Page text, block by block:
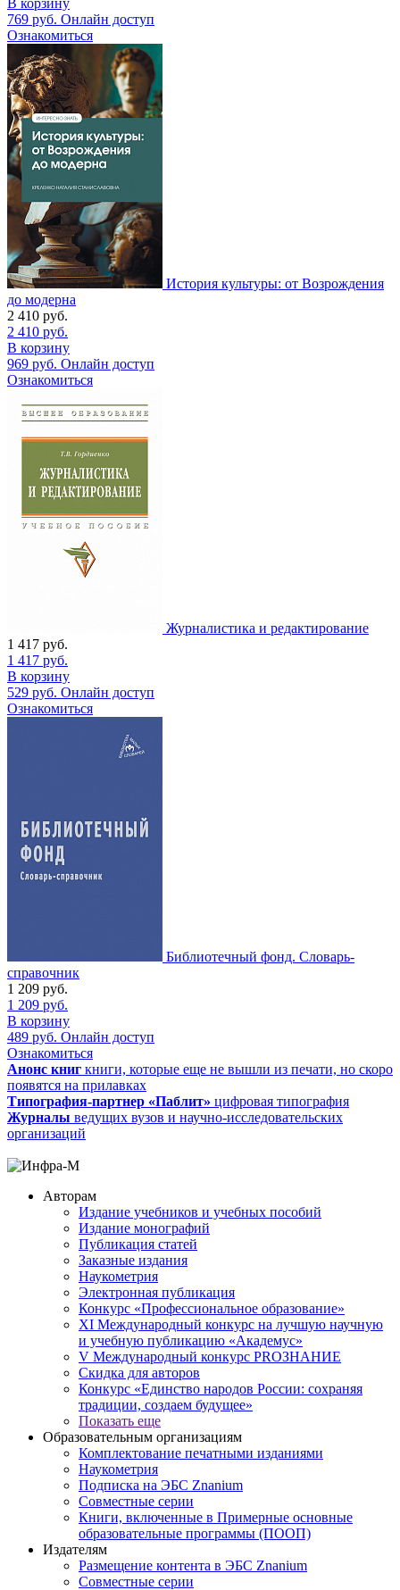
769 руб. Онлайн доступ
Ознакомиться
История культуры: от Возрождения
до модерна
2 410 руб.
2 410 руб.
В корзину
969 руб. Онлайн доступ
Ознакомиться
Журналистика и редактирование
1 417 руб.
1 417 руб.
В корзину
529 руб. Онлайн доступ
Ознакомиться
Библиотечный фонд. Словарь-
справочник
1 209 руб.
1 209 руб.
В корзину
489 руб. Онлайн доступ
Ознакомиться
Анонс книг книги, которые еще не вышли из печати, но скоро
появятся на прилавках
Типография-партнер «Паблит» цифровая типография
Журналы ведущих вузов и научно-исследовательских
организаций
Авторам
Издание учебников и учебных пособий
Издание монографий
Публикация статей
Заказные издания
Наукометрия
Электронная публикация
Конкурс «Профессиональное образование»
XI Международный конкурс на лучшую научную
и учебную публикацию «Академус»
V Международный конкурс PROЗНАНИЕ
Скидка для авторов
Конкурс «Единство народов России: сохраняя
традиции, создаем будущее»
Показать еще
Образовательным организациям
Комплектование печатными изданиями
Наукометрия
Подписка на ЭБС Znanium
Совместные серии
Книги, включенные в Примерные основные
образовательные программы (ПООП)
Издателям
Размещение контента в ЭБС Znanium
Совместные серии